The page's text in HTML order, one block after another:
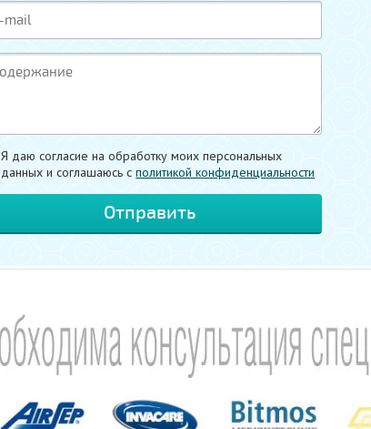
Я даю согласие на обработку моих персональных
данных и соглашаюсь cполитикой конфиденциальности